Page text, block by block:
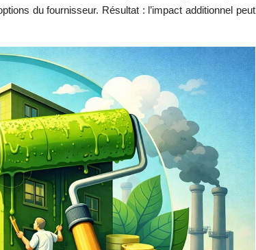
du fournisseur. Résultat : l’impact additionnel peut